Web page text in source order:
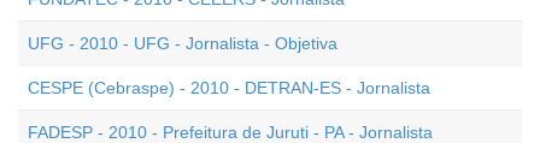
UFG - 2010 - UFG - Jornalista - Objetiva
CESPE (Cebraspe) - 2010 - DETRAN-ES - Jornalista
FADESP - 2010 - Prefeitura de Juruti - PA - Jornalista